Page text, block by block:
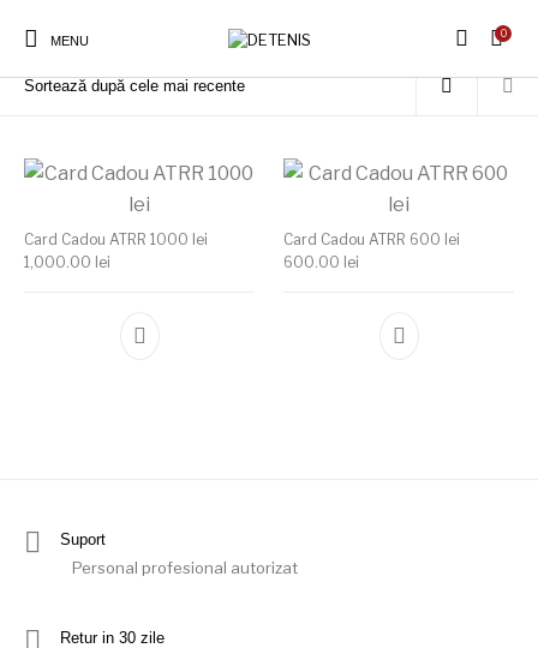
MENU
0
Prima pagină Produse etichetate „detenis.ro”
Card Cadou ATRR 1000 lei
1,000.00 lei
Card Cadou ATRR 600 lei
600.00 lei
Suport
Personal profesional autorizat
Retur in 30 zile